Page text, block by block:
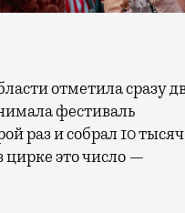
фестиваль
раз и собрал 10 тысяч
цирке это число —